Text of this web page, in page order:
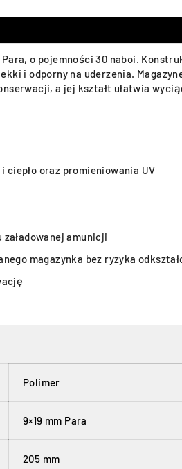
o pojemności 30 naboi.
i odporny na uderzenia.
a jej kształt ułatwia
ciepło oraz promieniowania UV
amunicji
magazynka bez ryzyka
Polimer
9×19 mm Para
205 mm